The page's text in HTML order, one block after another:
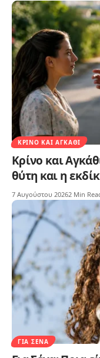
ΚΡΊΝΟ ΚΑΙ ΑΓΚΆΘΙ
Κρίνο και
θύτη και η
7 Αυγούστου 20262 Min
ΓΙΑ ΣΈΝΑ